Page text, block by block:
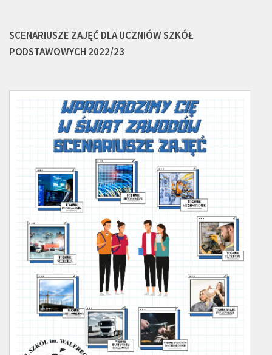
SCENARIUSZE ZAJĘĆ DLA UCZNIÓW SZKÓŁ
PODSTAWOWYCH 2022/23